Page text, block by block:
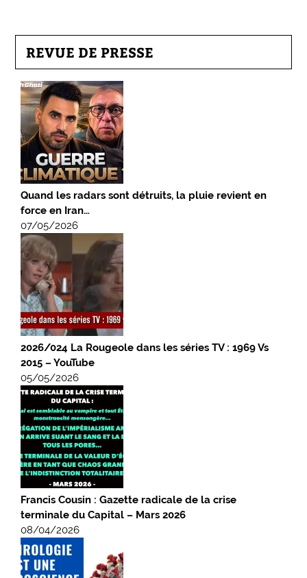
REVUE DE PRESSE
Quand les radars sont détruits, la pluie revient en
force en Iran…
07/05/2026
2026/024 La Rougeole dans les séries TV : 1969 Vs
2015 – YouTube
05/05/2026
Francis Cousin : Gazette radicale de la crise
terminale du Capital – Mars 2026
08/04/2026